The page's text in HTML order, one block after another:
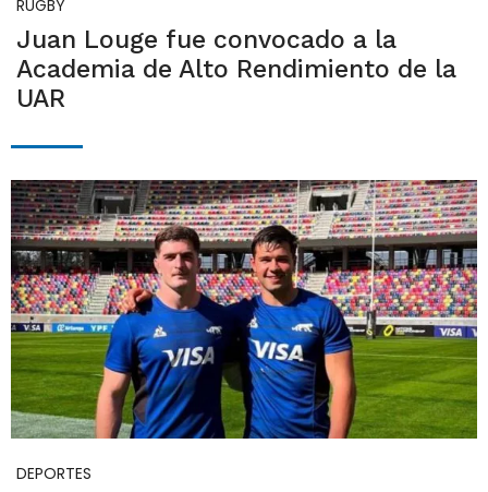
RUGBY
Juan Louge fue convocado a la
Academia de Alto Rendimiento de la
UAR
DEPORTES